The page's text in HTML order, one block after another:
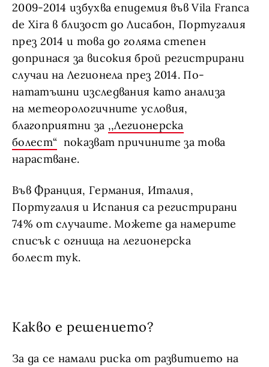
2009-2014 избухва епидемия във Vila Franca
de Xira в близост до Лисабон, Португалия
през 2014 и това до голяма степен
допринася за високия брой регистрирани
случаи на Легионела през 2014. По-
нататъшни изследвания като анализа
на метеорологичните условия,
благоприятни за ,,Легионерска
болест“ показват причините за това
нарастване.
Във Франция, Германия, Италия,
Португалия и Испания са регистрирани
74% от случаите. Можете да намерите
списък с огнища на легионерска
болест тук.
Какво е решението?
За да се намали риска от развитието на